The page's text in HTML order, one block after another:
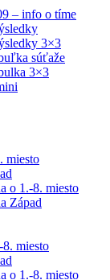
– info o tíme
3×3
súťaže
3×3
miesto
o 1.-8. miesto
Západ
miesto
o 1.-8. miesto